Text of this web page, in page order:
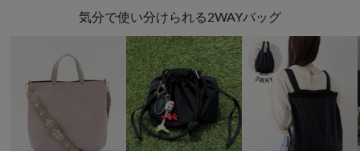
気分で使い分けられる2WAYバッグ